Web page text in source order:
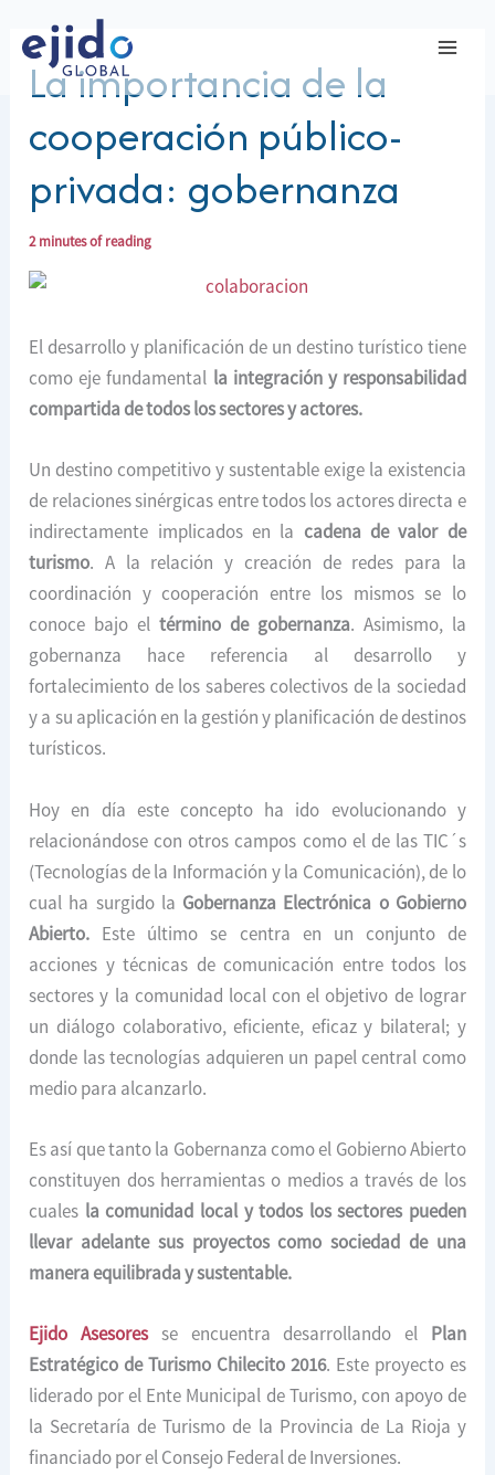
contenido
La importancia de la
cooperación público-
privada: gobernanza
2 minutes of reading
El desarrollo y planificación de un destino turístico tiene
como eje fundamental la integración y responsabilidad
compartida de todos los sectores y actores.
Un destino competitivo y sustentable exige la existencia
de relaciones sinérgicas entre todos los actores directa e
indirectamente implicados en la cadena de valor de
turismo. A la relación y creación de redes para la
coordinación y cooperación entre los mismos se lo
conoce bajo el término de gobernanza. Asimismo, la
gobernanza hace referencia al desarrollo y
fortalecimiento de los saberes colectivos de la sociedad
y a su aplicación en la gestión y planificación de destinos
turísticos.
Hoy en día este concepto ha ido evolucionando y
relacionándose con otros campos como el de las TIC´s
(Tecnologías de la Información y la Comunicación), de lo
cual ha surgido la Gobernanza Electrónica o Gobierno
Abierto. Este último se centra en un conjunto de
acciones y técnicas de comunicación entre todos los
sectores y la comunidad local con el objetivo de lograr
un diálogo colaborativo, eficiente, eficaz y bilateral; y
donde las tecnologías adquieren un papel central como
medio para alcanzarlo.
Es así que tanto la Gobernanza como el Gobierno Abierto
constituyen dos herramientas o medios a través de los
cuales la comunidad local y todos los sectores pueden
llevar adelante sus proyectos como sociedad de una
manera equilibrada y sustentable.
Ejido Asesoresse encuentra desarrollando el Plan
Estratégico de Turismo Chilecito 2016. Este proyecto es
liderado por el Ente Municipal de Turismo, con apoyo de
la Secretaría de Turismo de la Provincia de La Rioja y
financiado por el Consejo Federal de Inversiones.